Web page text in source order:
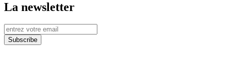
La newsletter